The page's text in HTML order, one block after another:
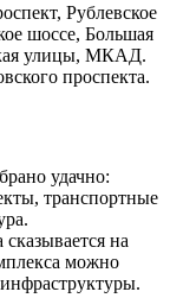
Рублевское
шоссе, Большая
улицы, МКАД.
проспекта.
удачно:
транспортные
на
можно